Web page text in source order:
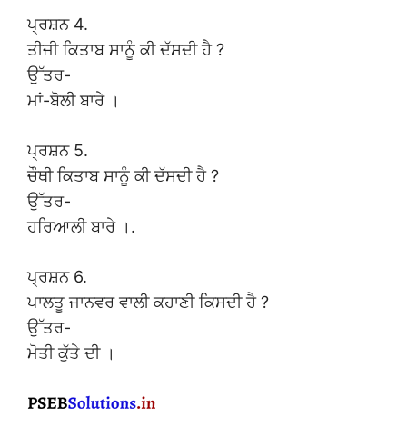
ਪ੍ਰਸ਼ਨ 4.
ਤੀਜੀ ਕਿਤਾਬ ਸਾਨੂੰ ਕੀ ਦੱਸਦੀ ਹੈ ?
ਉੱਤਰ-
ਮਾਂ-ਬੋਲੀ ਬਾਰੇ ।
ਪ੍ਰਸ਼ਨ 5.
ਚੌਥੀ ਕਿਤਾਬ ਸਾਨੂੰ ਕੀ ਦੱਸਦੀ ਹੈ ?
ਉੱਤਰ-
ਹਰਿਆਲੀ ਬਾਰੇ ।.
ਪ੍ਰਸ਼ਨ 6.
ਪਾਲਤੂ ਜਾਨਵਰ ਵਾਲੀ ਕਹਾਣੀ ਕਿਸਦੀ ਹੈ ?
ਉੱਤਰ-
ਮੋਤੀ ਕੁੱਤੇ ਦੀ ।